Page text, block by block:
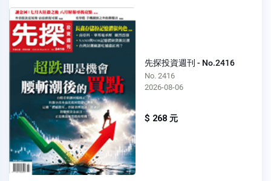
先探投資週刊 - No.2416
No. 2416
2026-08-06
$ 268 元